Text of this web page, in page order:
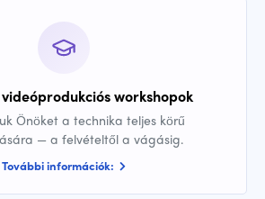
workshopok
Önöket a technika teljes körű
— a felvételtől a vágásig.
További információk: